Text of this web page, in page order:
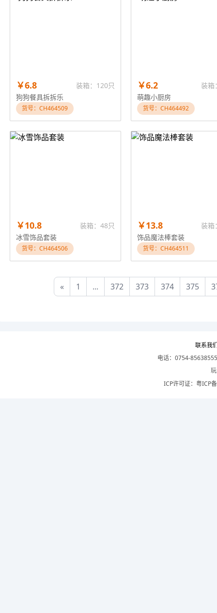
￥6.8
装箱：120只
狗狗餐具拆拆乐
货号：CH464509
￥6.2
装箱
萌趣小厨房
货号：CH464492
￥10.8
装箱：48只
冰雪饰品套装
货号：CH464506
￥13.8
装箱
饰品魔法棒套装
货号：CH464511
« 1 ... 372 373 374 375
联系我
电话：0754-
ICP许可证： 粤ICP